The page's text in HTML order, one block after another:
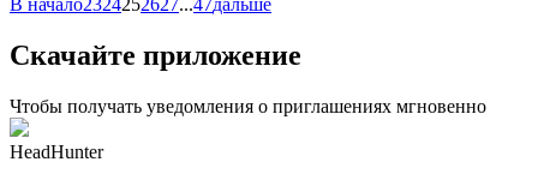
Скачайте приложение
Чтобы получать уведомления о приглашениях мгновенно
HeadHunter